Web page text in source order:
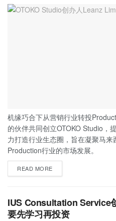
机缘巧合下从营销行业转投
的伙伴共同创立OTOKO Studio，
力打造行业生态圈，旨在凝聚马
Production行业的市场发展。
READ MORE
IUS Consultation Service
要先学习再投资